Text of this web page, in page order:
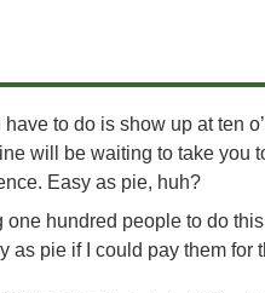
to do is show up at ten
will be waiting to take you
Easy as pie, huh?
one hundred people to do
as pie if I could pay them for